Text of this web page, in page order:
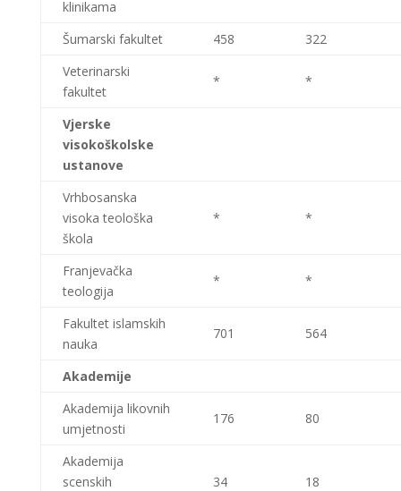
klinikama
Šumarski fakultet 458
322
Veterinarski
fakultet
* *
Vjerske
visokoškolske
ustanove
Vrhbosanska
visoka teološka
škola
* *
Franjevačka
teologija
* *
Fakultet islamskih
nauka
701 564
Akademije
Akademija likovnih
umjetnosti
176 80
Akademija
scenskih
34 18